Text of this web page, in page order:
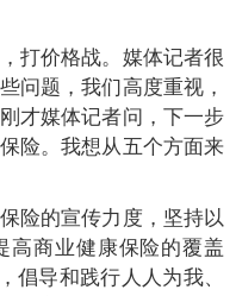
价格战。媒体记者很
问题，我们高度重视，
才媒体记者问，下一步
险。我想从五个方面来
险的宣传力度，坚持以
高商业健康保险的覆盖
倡导和践行人人为我、